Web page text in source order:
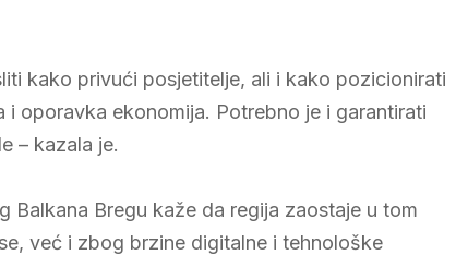
kako privući posjetitelje, ali i kako pozicionirati
oporavka ekonomija. Potrebno je i garantirati
– kazala je.
Balkana Bregu kaže da regija zaostaje u tom
već i zbog brzine digitalne i tehnološke